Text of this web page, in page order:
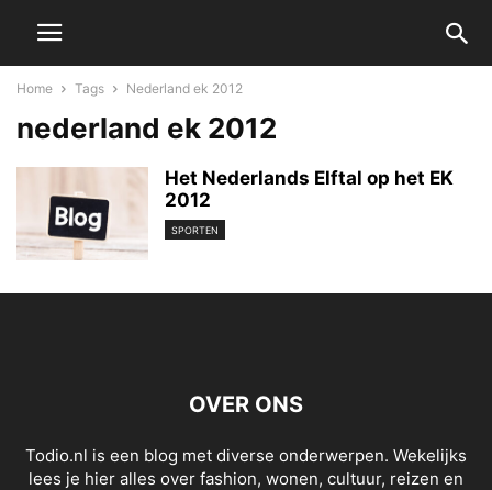
Home Tags Nederland ek 2012
nederland ek 2012
Het Nederlands Elftal op het EK
2012
SPORTEN
OVER ONS
Todio.nl is een blog met diverse onderwerpen. Wekelijks
lees je hier alles over fashion, wonen, cultuur, reizen en